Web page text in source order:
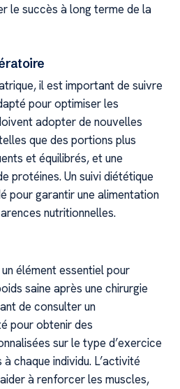
le succès à long terme de la
il est important de suivre
pour optimiser les
adopter de nouvelles
que des portions plus
et équilibrés, et une
protéines. Un suivi diététique
pour garantir une alimentation
nutritionnelles.
élément essentiel pour
saine après une chirurgie
de consulter un
pour obtenir des
sur le type d’exercice
chaque individu. L’activité
à renforcer les muscles,